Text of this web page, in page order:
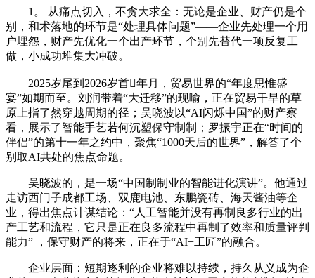
1。 从痛点切入，不贪大求全：无论是企业、财产仍是个
别，和术落地的环节是“处理具体问题”——企业先处理一个用
户埋怨，财产先优化一个出产环节，个别先替代一项反复工
做，小成功堆集大冲破。
2025岁尾到2026岁首年月，贸易世界的“年度思惟盛
宴”如期而至。刘润带着“大迁移”的现喻，正在贸易干旱的草
原上指了然穿越周期的径；吴晓波以“AI闪烁中国”的财产察
看，展示了智能手艺若何沉塑保守制制；罗振宇正在“时间的
伴侣”的第十一年之约中，聚焦“1000天后的世界”，解答了个
别取AI共处的焦点命题。
吴晓波的，是一场“中国制制业的智能进化演讲”。他通过
走访西门子成都工场、双鹿电池、东鹏瓷砖、海天酱油等企
业，得出焦点计谋结论：“人工智能并没有再制良多行业的出
产工艺和流程，它只是正在良多流程中再制了效率和质量评判
能力” ，保守财产的将来，正在于“AI+工匠”的融合。
企业层面：短期逐利的企业将难以持续，持久从义成为企